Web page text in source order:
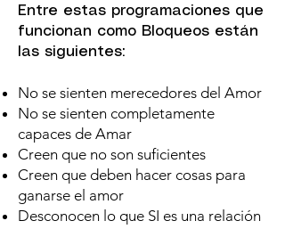
Entre estas programaciones que
funcionan como Bloqueos están
las siguientes:
No se sienten merecedores del Amor
No se sienten completamente
capaces de Amar
Creen que no son suficientes
Creen que deben hacer cosas para
ganarse el amor
Desconocen lo que SI es una relación